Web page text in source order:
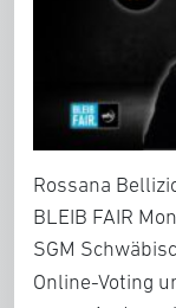
Rossana
BLEIB FAIR
SGM
Online-Voting